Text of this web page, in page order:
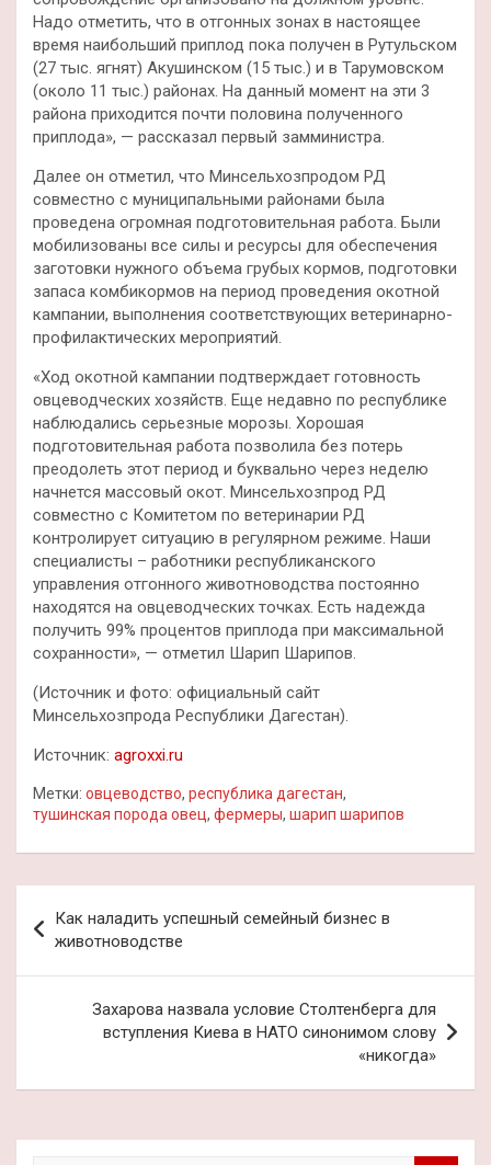
Надо отметить, что в отгонных зонах в настоящее
время наибольший приплод пока получен в Рутульском
(27 тыс. ягнят) Акушинском (15 тыс.) и в Тарумовском
(около 11 тыс.) районах. На данный момент на эти 3
района приходится почти половина полученного
приплода», — рассказал первый замминистра.
Далее он отметил, что Минсельхозпродом РД
совместно с муниципальными районами была
проведена огромная подготовительная работа. Были
мобилизованы все силы и ресурсы для обеспечения
заготовки нужного объема грубых кормов, подготовки
запаса комбикормов на период проведения окотной
кампании, выполнения соответствующих ветеринарно-
профилактических мероприятий.
«Ход окотной кампании подтверждает готовность
овцеводческих хозяйств. Еще недавно по республике
наблюдались серьезные морозы. Хорошая
подготовительная работа позволила без потерь
преодолеть этот период и буквально через неделю
начнется массовый окот. Минсельхозпрод РД
совместно с Комитетом по ветеринарии РД
контролирует ситуацию в регулярном режиме. Наши
специалисты – работники республиканского
управления отгонного животноводства постоянно
находятся на овцеводческих точках. Есть надежда
получить 99% процентов приплода при максимальной
сохранности», — отметил Шарип Шарипов.
(Источник и фото: официальный сайт
Минсельхозпрода Республики Дагестан).
Источник: agroxxi.ru
Метки: овцеводство, республика дагестан,
тушинская порода овец, фермеры, шарип шарипов
по
записям
Как наладить успешный семейный бизнес в
животноводстве
Захарова назвала условие Столтенберга для
вступления Киева в НАТО синонимом слову
«никогда»